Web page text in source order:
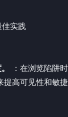
实践
：在浏览陷阱
高可见性和敏捷